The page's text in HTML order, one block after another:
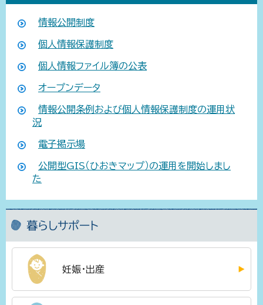
情報公開制度
個人情報保護制度
個人情報ファイル簿の公表
オープンデータ
情報公開条例および個人情報保護制度の運用状
況
電子掲示場
公開型GIS（ひおきマップ）の運用を開始しまし
た
暮らしサポート
妊娠・出産